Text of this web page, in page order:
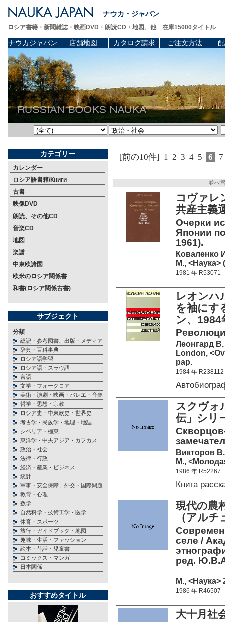
ナウカ・ジャパン
ロシア書籍・新聞雑誌・映画DVD・朗読CD・地図、他 在庫15000タイトル
ナウカジャパン 店舗地図 カタログ請求 ご注文方法
カテゴリー
カレンダー
ロシア語書籍/Книги
古書
映像DVD
朗読、その他CD
音楽CD
地図
楽譜
中東欧諸国
欧米のロシア関係書
和書(ロシア関係古書)
サブジェクト
分類
総記・参考図書、出版・メディア
辞典・百科事典
ロシア語学習
ロシア語・スラヴ語
言語
文学・フォークロア
美術・演劇・映画・バレエ・音楽
哲学・思想・宗教
ロシア史・中東欧史・世界史
考古学・民族学・地理・地誌
シベリア・極東
東洋学・中央アジア・カフカス
政治・社会
法律・行政
経済・産業・ビジネス
統計
軍事・安全保障、外交・国際問題
教育・心理
数学
自然科学・技術工学・医学
体育・スポーツ
旅行・ガイドブック・地図
趣味・生活・ファッション
絵本・昔話・児童書
コミックス・マンガ
日本関係
おすすめタイトル
[前の10件] 1 2 3 4 5 6 7
並べ
コヴァレ
共産主義
Очерки
Японии
1961).
Коваленко
М., <Наука>
1981 年 R53071
レオンハ
を袖にす
ン、1984
Леонгард В.
London,
pap.
1984 年 R238112
スクヴォ
伝」シリ
Викторов
М.,
1986 年 R52267
Книга
現代の農
（アル
селе /
ред.
М., <Наука>
1986 年 R46507
大十月社